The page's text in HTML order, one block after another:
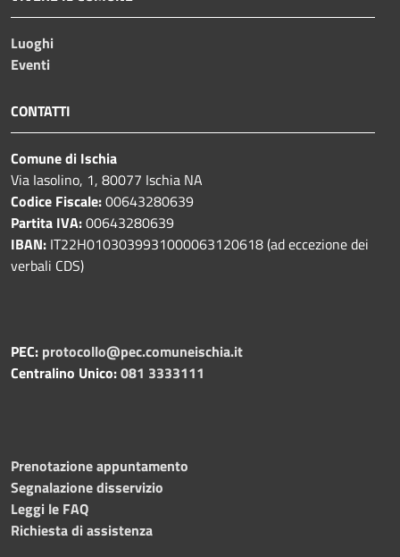
Luoghi
Eventi
CONTATTI
Comune di Ischia
Via Iasolino, 1, 80077 Ischia NA
Codice Fiscale:00643280639
Partita IVA:00643280639
IBAN: IT22H0103039931000063120618 (ad eccezione dei
verbali CDS)
PEC: protocollo@pec.comuneischia.it
Centralino Unico:081 3333111
Prenotazione appuntamento
Segnalazione disservizio
Leggi le FAQ
Richiesta di assistenza